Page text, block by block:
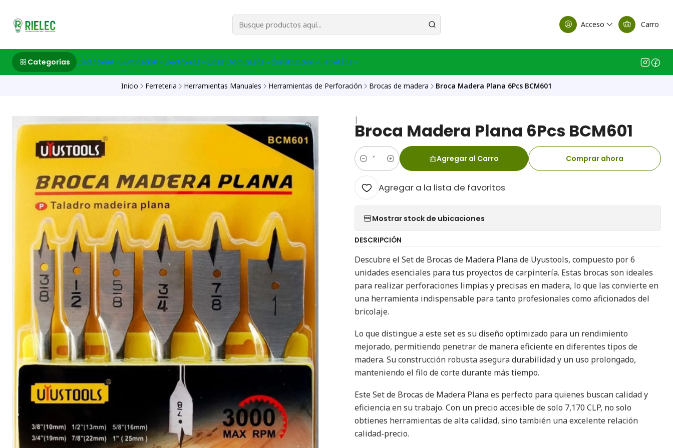
Acceso Carro
Categorías Electricidad Iluminación Electronica Linea Domiciliaria Construcción Ferreteria
Inicio Ferreteria Herramientas Manuales Herramientas de Perforación Brocas de madera Broca Madera Plana 6Pcs BCM601
|
Broca Madera Plana 6Pcs BCM601
Cantidad
Agregar al Carro Comprar ahora
Agregar a la lista de favoritos
Mostrar stock de ubicaciones
DESCRIPCIÓN
Descubre el Set de Brocas de Madera Plana de Uyustools, compuesto por 6
unidades esenciales para tus proyectos de carpintería. Estas brocas son ideales
para realizar perforaciones limpias y precisas en madera, lo que las convierte en
una herramienta indispensable para tanto profesionales como aficionados del
bricolaje.
Lo que distingue a este set es su diseño optimizado para un rendimiento
mejorado, permitiendo penetrar de manera eficiente en diferentes tipos de
madera. Su construcción robusta asegura durabilidad y un uso prolongado,
manteniendo el filo de corte durante más tiempo.
Este Set de Brocas de Madera Plana es perfecto para quienes buscan calidad y
eficiencia en su trabajo. Con un precio accesible de solo 7,170 CLP, no solo
obtienes herramientas de alta calidad, sino también una excelente relación
calidad-precio.